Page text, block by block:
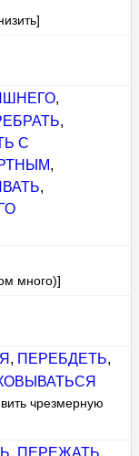
,
,
С
,
,
много)]
, ПЕРЕБДЕТЬ,
чрезмерную